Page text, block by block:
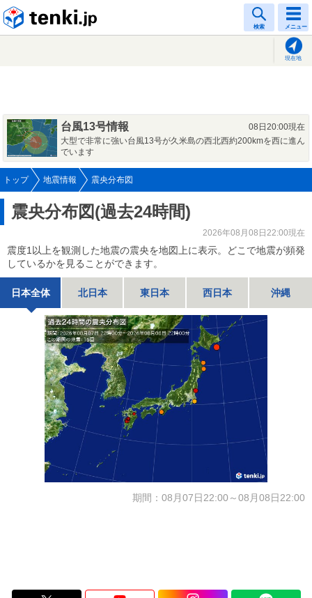
検索 メニュー
現在地
台風13号情報
08日20:00現在
大型で非常に強い台風13号が久米島の西北西約200kmを西に進ん
でいます
トップ 地震情報 震央分布図
震央分布図(過去24時間)
2026年08月08日22:00現在
震度1以上を観測した地震の震央を地図上に表示。どこで地震が頻発
しているかを見ることができます。
日本全体 北日本 東日本 西日本 沖縄
期間：08月07日22:00～08月08日22:00